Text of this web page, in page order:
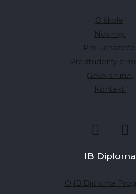
O škole
Novinky
Pro uchazeče
Pro studenty a
Gevo online
Kontakt
IB Diploma
O IB Diploma